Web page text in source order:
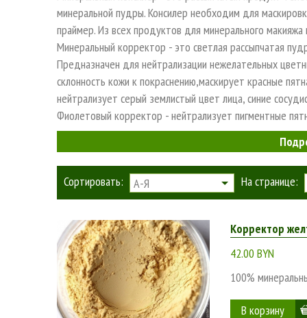
минеральной пудры. Консилер необходим для
праймер. Из всех продуктов для минерального
Минеральный корректор - это светлая рассыпчатая
Предназначен для нейтрализации нежелательных
склонность кожи к покраснению,маскирует красные
нейтрализует серый землистый цвет лица, синие
Фиолетовый корректор - нейтрализует пигментные
Сортировать: А-Я На странице:
Корректор
42.00 BYN
100%